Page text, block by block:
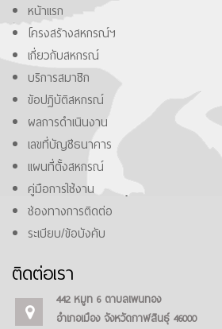
หน้าแรก
โครงสร้างสหกรณ์ฯ
เกี่ยวกับสหกรณ์
บริการสมาชิก
ข้อปฎิบัติสหกรณ์
ผลการดำเนินงาน
เลขที่บัญชีธนาคาร
แผนที่ตั้งสหกรณ์
คู่มือการใช้งาน
ช่องทางการติดต่อ
ระเบียบ/ข้อบังคับ
ติดต่อเรา
442 หมู่ที่ 6 ตำบลโพนทอง
อำเภอเมือง จังหวัดกาฬสินธุ์ 46000